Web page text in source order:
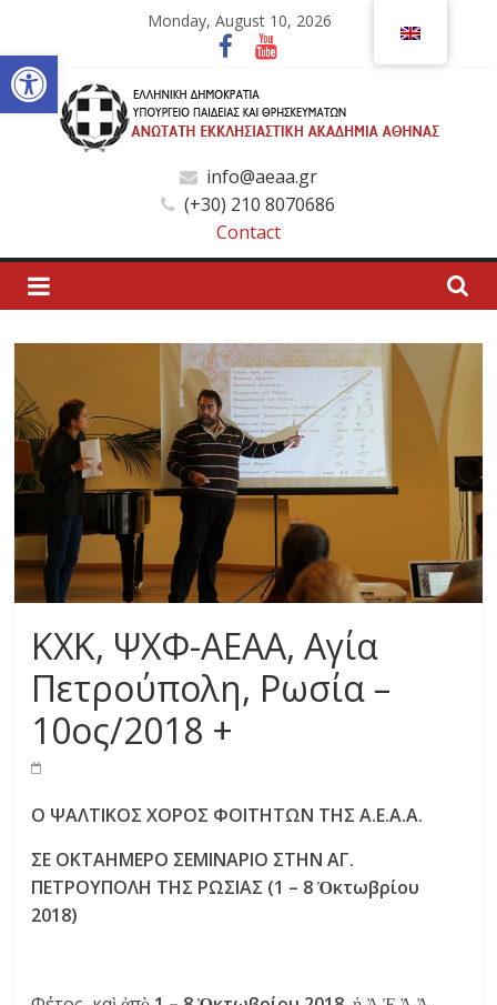
Open toolbar
content
Monday, August 10, 2026
Ανώτατη
Εκκλησιαστική
Ακαδημία
Αθηνών
Ανώτατη
Εκκλησιαστική
Ακαδημία
Αθηνών
info@aeaa.gr
(+30) 210 8070686
Contact
ΚΧΚ, ΨΧΦ-ΑΕΑΑ, Αγία
Πετρούπολη, Ρωσία –
10ος/2018 +
Ο ΨΑΛΤΙΚΟΣ ΧΟΡΟΣ ΦΟΙΤΗΤΩΝ ΤΗΣ Α.Ε.Α.Α.
ΣΕ ΟΚΤΑΗΜΕΡΟ ΣΕΜΙΝΑΡΙΟ ΣΤΗΝ ΑΓ.
ΠΕΤΡΟΥΠΟΛΗ ΤΗΣ ΡΩΣΙΑΣ (1 – 8 Ὀκτωβρίου
2018)